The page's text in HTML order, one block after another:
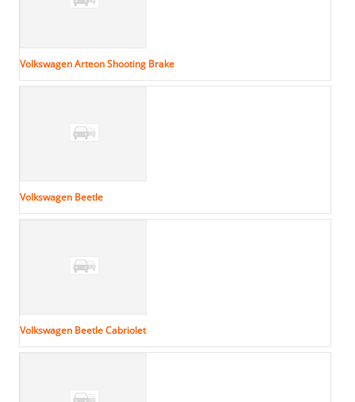
Volkswagen Arteon Shooting Brake
Volkswagen Beetle
Volkswagen Beetle Cabriolet